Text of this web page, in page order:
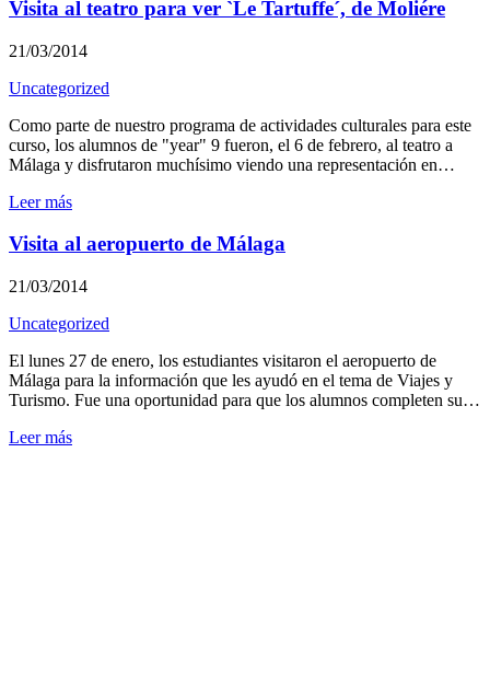
Visita al teatro para ver `Le Tartuffe´, de Moliére
21/03/2014
Uncategorized
Como parte de nuestro programa de actividades culturales para este
curso, los alumnos de "year" 9 fueron, el 6 de febrero, al teatro a
Málaga y disfrutaron muchísimo viendo una representación en…
Leer más
Visita al aeropuerto de Málaga
21/03/2014
Uncategorized
El lunes 27 de enero, los estudiantes visitaron el aeropuerto de
Málaga para la información que les ayudó en el tema de Viajes y
Turismo. Fue una oportunidad para que los alumnos completen su…
Leer más